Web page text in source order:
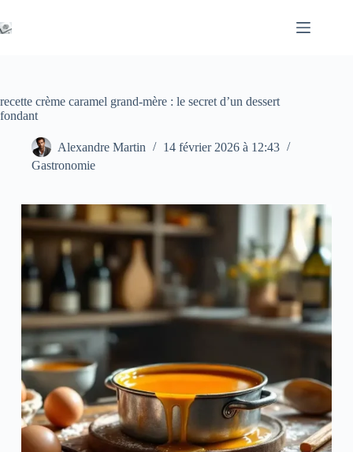
au
contenu
recette crème caramel grand-mère : le secret d’un dessert
fondant
Alexandre Martin
14 février 2026 à 12:43
Gastronomie